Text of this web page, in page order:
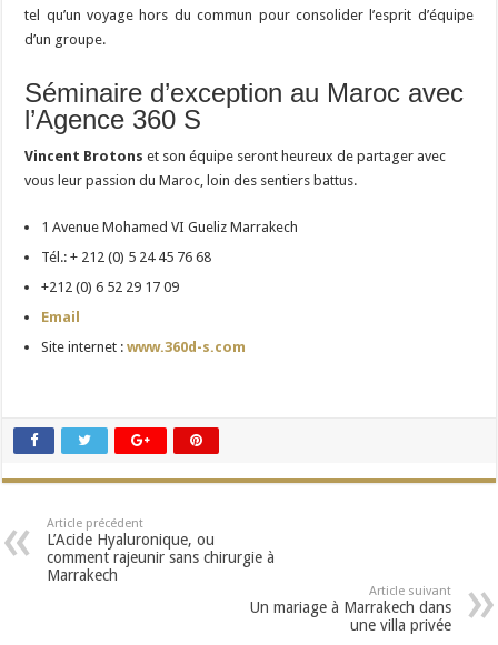
tel qu’un voyage hors du commun pour consolider l’esprit d’équipe
d’un groupe.
Séminaire d’exception au Maroc avec
l’Agence 360 S
Vincent Brotons et son équipe seront heureux de partager avec
vous leur passion du Maroc, loin des sentiers battus.
1 Avenue Mohamed VI Gueliz Marrakech
Tél.: + 212 (0) 5 24 45 76 68
+212 (0) 6 52 29 17 09
Email
Site internet :www.360d-s.com
Article précédent
L’Acide Hyaluronique, ou
comment rajeunir sans chirurgie à
Marrakech
Article suivant
Un mariage à Marrakech dans
une villa privée